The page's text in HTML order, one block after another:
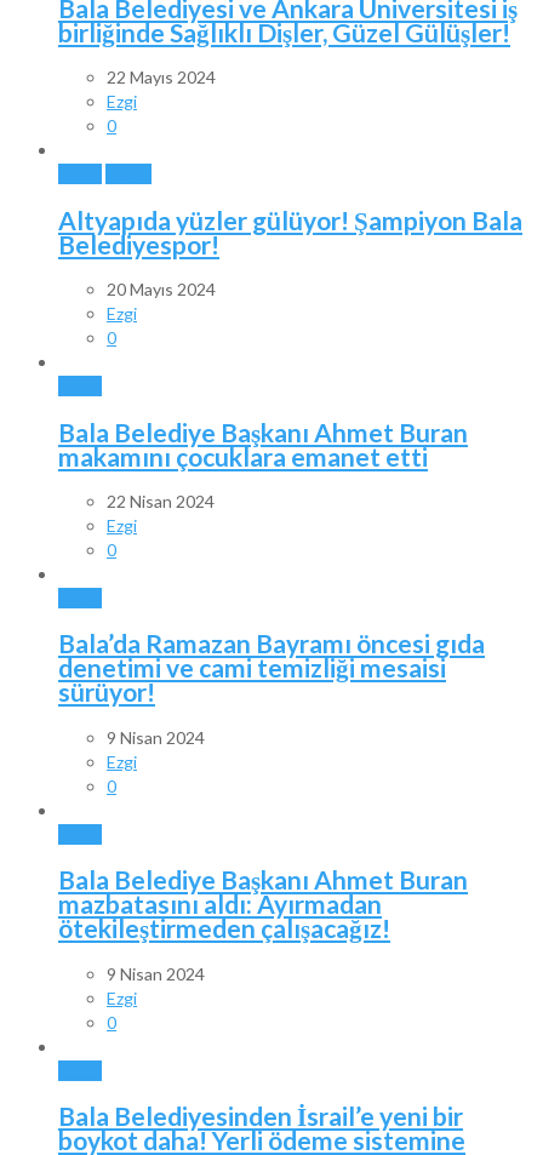
Bala Belediyesi ve Ankara Üniversitesi iş
birliğinde Sağlıklı Dişler, Güzel Gülüşler!
22 Mayıs 2024
Ezgi
0
Altyapıda yüzler gülüyor! Şampiyon Bala
Belediyespor!
20 Mayıs 2024
Ezgi
0
Bala Belediye Başkanı Ahmet Buran
makamını çocuklara emanet etti
22 Nisan 2024
Ezgi
0
Bala’da Ramazan Bayramı öncesi gıda
denetimi ve cami temizliği mesaisi
sürüyor!
9 Nisan 2024
Ezgi
0
Bala Belediye Başkanı Ahmet Buran
mazbatasını aldı: Ayırmadan
ötekileştirmeden çalışacağız!
9 Nisan 2024
Ezgi
0
Bala Belediyesinden İsrail’e yeni bir
boykot daha! Yerli ödeme sistemine